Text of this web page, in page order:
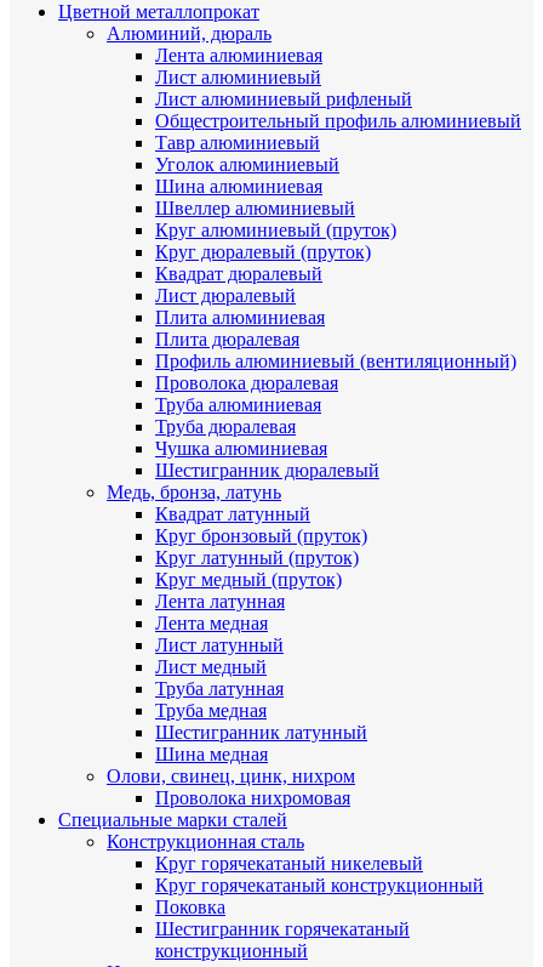
Цветной металлопрокат
Алюминий, дюраль
Лента алюминиевая
Лист алюминиевый
Лист алюминиевый рифленый
Общестроительный профиль алюминиевый
Тавр алюминиевый
Уголок алюминиевый
Шина алюминиевая
Швеллер алюминиевый
Круг алюминиевый (пруток)
Круг дюралевый (пруток)
Квадрат дюралевый
Лист дюралевый
Плита алюминиевая
Плита дюралевая
Профиль алюминиевый (вентиляционный)
Проволока дюралевая
Труба алюминиевая
Труба дюралевая
Чушка алюминиевая
Шестигранник дюралевый
Медь, бронза, латунь
Квадрат латунный
Круг бронзовый (пруток)
Круг латунный (пруток)
Круг медный (пруток)
Лента латунная
Лента медная
Лист латунный
Лист медный
Труба латунная
Труба медная
Шестигранник латунный
Шина медная
Олови, свинец, цинк, нихром
Проволока нихромовая
Специальные марки сталей
Конструкционная сталь
Круг горячекатаный никелевый
Круг горячекатаный конструкционный
Поковка
Шестигранник горячекатаный
конструкционный